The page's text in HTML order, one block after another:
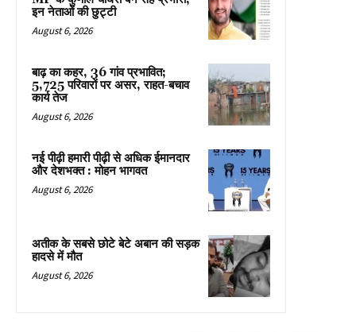
इन नेताओं की छुट्टी
August 6, 2026
बाढ़ का कहर, 36 गांव प्रभावित;
5,725 परिवारों पर असर, राहत-बचाव
कार्य तेज
August 6, 2026
नई पीढ़ी हमारी पीढ़ी से अधिक ईमानदार
और देशभक्त : मोहन भागवत
August 6, 2026
अतीक के सबसे छोटे बेटे अबान की सड़क
हादसे में मौत
August 6, 2026